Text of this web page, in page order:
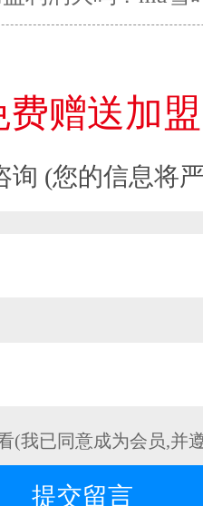
费赠送加
询 (您的信息将
(我已同意成为会员,并